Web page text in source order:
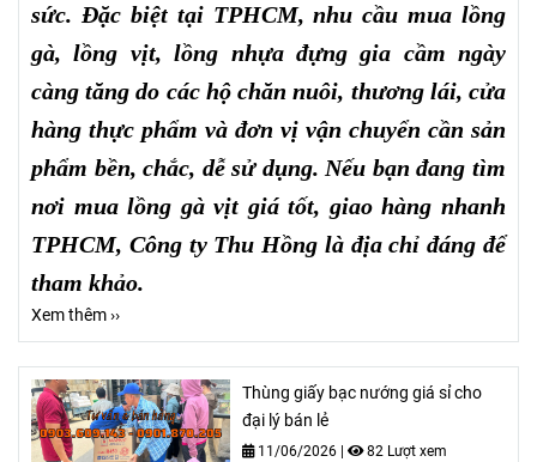
sức. Đặc biệt tại TPHCM, nhu cầu mua lồng
gà, lồng vịt, lồng nhựa đựng gia cầm ngày
càng tăng do các hộ chăn nuôi, thương lái, cửa
hàng thực phẩm và đơn vị vận chuyển cần sản
phẩm bền, chắc, dễ sử dụng. Nếu bạn đang tìm
nơi mua lồng gà vịt giá tốt, giao hàng nhanh
TPHCM, Công ty Thu Hồng là địa chỉ đáng để
tham khảo.
Xem thêm ››
Thùng giấy bạc nướng giá sỉ cho
đại lý bán lẻ
11/06/2026 | 82 Lượt xem